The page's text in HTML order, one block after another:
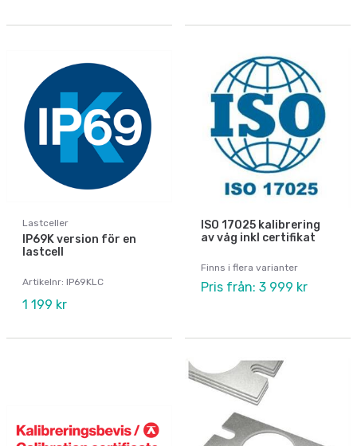
Lastceller
IP69K version för en
lastcell
Artikelnr: IP69KLC
1 199 kr
ISO 17025 kalibrering
av våg inkl certifikat
Finns i flera varianter
Pris från: 3 999 kr